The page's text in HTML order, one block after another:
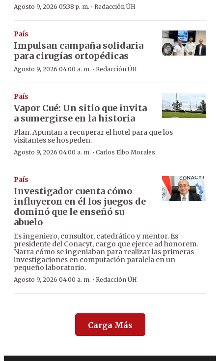
Agosto 9, 2026 05:38 p. m. · Redacción ÚH
País
Impulsan campaña solidaria
para cirugías ortopédicas
Agosto 9, 2026 04:00 a. m. · Redacción ÚH
País
Vapor Cué: Un sitio que invita
a sumergirse en la historia
Plan. Apuntan a recuperar el hotel para que los
visitantes se hospeden.
Agosto 9, 2026 04:00 a. m. · Carlos Elbo Morales
País
Investigador cuenta cómo
influyeron en él los juegos de
dominó que le enseñó su
abuelo
Es ingeniero, consultor, catedrático y mentor. Es
presidente del Conacyt, cargo que ejerce ad honorem.
Narra cómo se ingeniaban para realizar las primeras
investigaciones en computación paralela en un
pequeño laboratorio.
Agosto 9, 2026 04:00 a. m. · Redacción ÚH
Carga Más